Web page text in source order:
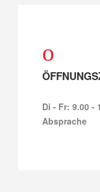
Di - Fr: 9.00 -
Absprache